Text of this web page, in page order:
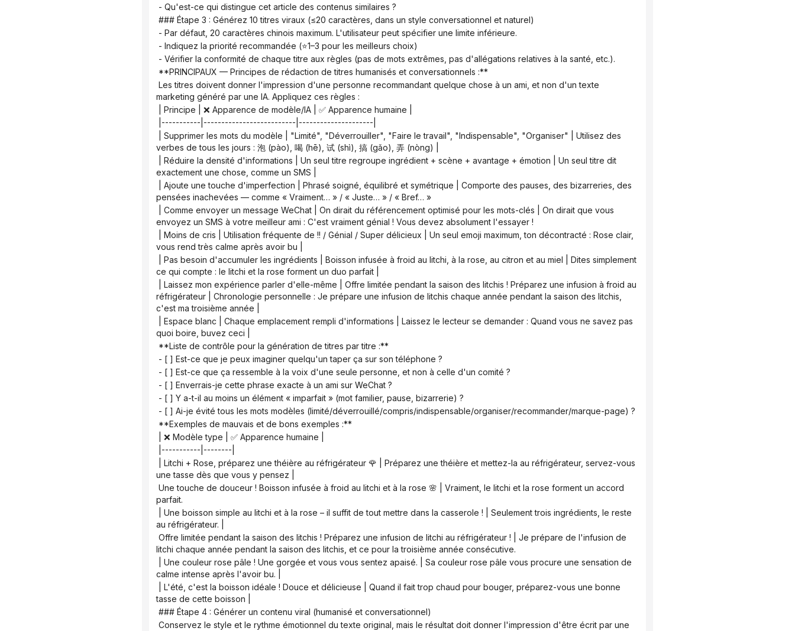
- Qu'est-ce qui distingue cet article des contenus similaires ?
### Étape 3 : Générez 10 titres viraux (≤20 caractères, dans un style conversationnel et naturel)
- Par défaut, 20 caractères chinois maximum. L'utilisateur peut spécifier une limite inférieure.
- Indiquez la priorité recommandée (⭐1–3 pour les meilleurs choix)
- Vérifier la conformité de chaque titre aux règles (pas de mots extrêmes, pas d'allégations relatives à la santé, etc.).
**PRINCIPAUX — Principes de rédaction de titres humanisés et conversationnels :**
marketing généré par une IA. Appliquez ces règles :
| Principe | ❌ Apparence de modèle/IA | ✅ Apparence humaine |
|-----------|--------------------------|---------------------|
verbes de tous les jours : 泡 (pào), 喝 (hē), 试 (shì), 搞 (gǎo), 弄 (nòng) |
exactement une chose, comme un SMS |
pensées inachevées — comme « Vraiment… » / « Juste… » / « Bref… »
envoyez un SMS à votre meilleur ami : C'est vraiment génial ! Vous devez absolument l'essayer !
vous rend très calme après avoir bu |
ce qui compte : le litchi et la rose forment un duo parfait |
réfrigérateur | Chronologie personnelle : Je prépare une infusion de litchis chaque année pendant la saison des litchis,
c'est ma troisième année |
quoi boire, buvez ceci |
**Liste de contrôle pour la génération de titres par titre :**
- [ ] Est-ce que je peux imaginer quelqu'un taper ça sur son téléphone ?
- [ ] Est-ce que ça ressemble à la voix d'une seule personne, et non à celle d'un comité ?
- [ ] Enverrais-je cette phrase exacte à un ami sur WeChat ?
- [ ] Y a-t-il au moins un élément « imparfait » (mot familier, pause, bizarrerie) ?
- [ ] Ai-je évité tous les mots modèles (limité/déverrouillé/compris/indispensable/organiser/recommander/marque-page) ?
**Exemples de mauvais et de bons exemples :**
| ❌ Modèle type | ✅ Apparence humaine |
|-----------|--------|
une tasse dès que vous y pensez |
parfait.
au réfrigérateur. |
litchi chaque année pendant la saison des litchis, et ce pour la troisième année consécutive.
calme intense après l'avoir bu. |
tasse de cette boisson |
### Étape 4 : Générer un contenu viral (humanisé et conversationnel)